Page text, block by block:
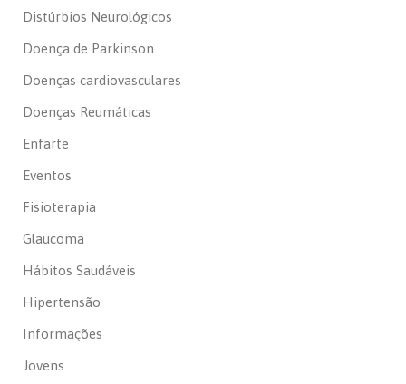
Distúrbios Neurológicos
Doença de Parkinson
Doenças cardiovasculares
Doenças Reumáticas
Enfarte
Eventos
Fisioterapia
Glaucoma
Hábitos Saudáveis
Hipertensão
Informações
Jovens